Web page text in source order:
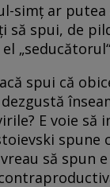
simţ ar putea
să spui, de
spui că
E voie să
spune
vreau să spun